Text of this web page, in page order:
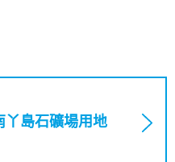
島石礦場用地